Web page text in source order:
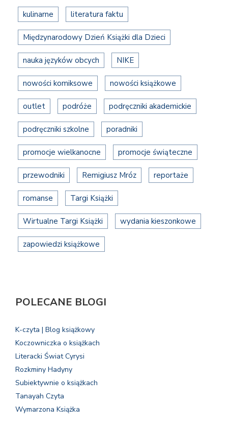
kulinarne literatura faktu
Międzynarodowy Dzień Książki dla Dzieci
nauka języków obcych NIKE
nowości komiksowe nowości książkowe
outlet podróże podręczniki akademickie
podręczniki szkolne poradniki
promocje wielkanocne promocje świąteczne
przewodniki Remigiusz Mróz reportaże
romanse Targi Książki
Wirtualne Targi Książki wydania kieszonkowe
zapowiedzi książkowe
POLECANE BLOGI
K-czyta | Blog książkowy
Koczowniczka o książkach
Literacki Świat Cyrysi
Rozkminy Hadyny
Subiektywnie o książkach
Tanayah Czyta
Wymarzona Książka